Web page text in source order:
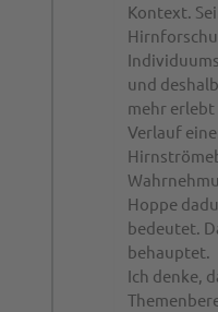
Kontext.
und
mehr
Verlauf
Hoppe
bedeutet.
behauptet.
Ich denke,